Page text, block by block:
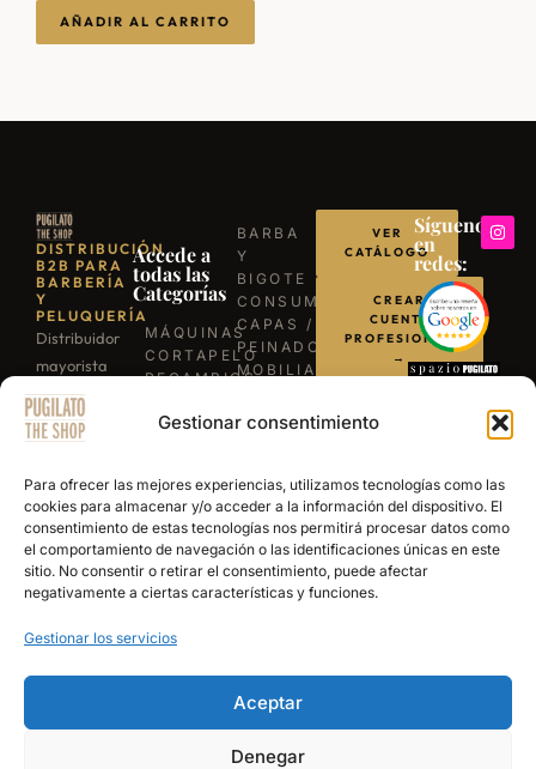
Gestionar consentimiento
Para ofrecer las mejores experiencias, utilizamos tecnologías como las
cookies para almacenar y/o acceder a la información del dispositivo. El
consentimiento de estas tecnologías nos permitirá procesar datos como
el comportamiento de navegación o las identificaciones únicas en este
sitio. No consentir o retirar el consentimiento, puede afectar
negativamente a ciertas características y funciones.
Gestionar los servicios
Aceptar
Denegar
AÑADIR AL CARRITO
DISTRIBUCIÓN
B2B PARA
BARBERÍA
Y
PELUQUERÍA
Distribuidor
mayorista
para
profesionales
de la
barbería y
peluquería.
Más de 15
años
abasteciendo
mejores
Accede a
todas las
Categorías
MÁQUINAS
CORTAPELO
RECAMBIOS
REPUESTOS
NAVAJAS
BARBERÍA
SECADORES
PRODUCTOS
DE
BARBA
Y
BIGOTE
CONSUMIBLES
CAPAS /
PEINADORES
MOBILIARIO
BARBACOAS
VER
CATÁLOGO
CREAR
CUENTA
PROFESIONAL
→
POR
WHATSAPP
Síguenos
en
redes: